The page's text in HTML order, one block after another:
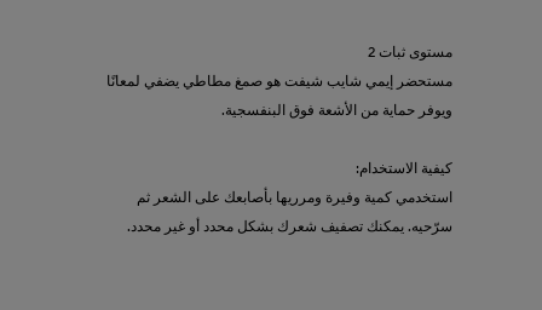
مستوى ثبات 2
مستحضر إيمي شايب شيفت هو صمغ مطاطي يضفي لمعانًا
ويوفر حماية من الأشعة فوق البنفسجية.
كيفية الاستخدام:
استخدمي كمية وفيرة ومرريها بأصابعك على الشعر ثم
سرّحيه. يمكنك تصفيف شعرك بشكل محدد أو غير محدد.